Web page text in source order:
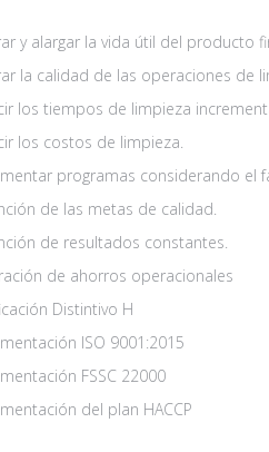
y alargar la vida útil del producto
la calidad de las operaciones de
los tiempos de limpieza
los costos de limpieza.
programas considerando el
de las metas de calidad.
de resultados constantes.
de ahorros operacionales
Distintivo H
ISO 9001:2015
FSSC 22000
del plan HACCP